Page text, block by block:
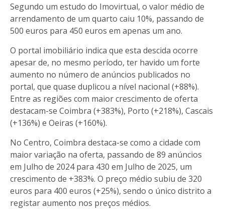
Segundo um estudo do Imovirtual, o valor médio de
arrendamento de um quarto caiu 10%, passando de
500 euros para 450 euros em apenas um ano.
O portal imobiliário indica que esta descida ocorre
apesar de, no mesmo período, ter havido um forte
aumento no número de anúncios publicados no
portal, que quase duplicou a nível nacional (+88%).
Entre as regiões com maior crescimento de oferta
destacam-se Coimbra (+383%), Porto (+218%), Cascais
(+136%) e Oeiras (+160%).
No Centro, Coimbra destaca-se como a cidade com
maior variação na oferta, passando de 89 anúncios
em Julho de 2024 para 430 em Julho de 2025, um
crescimento de +383%. O preço médio subiu de 320
euros para 400 euros (+25%), sendo o único distrito a
registar aumento nos preços médios.